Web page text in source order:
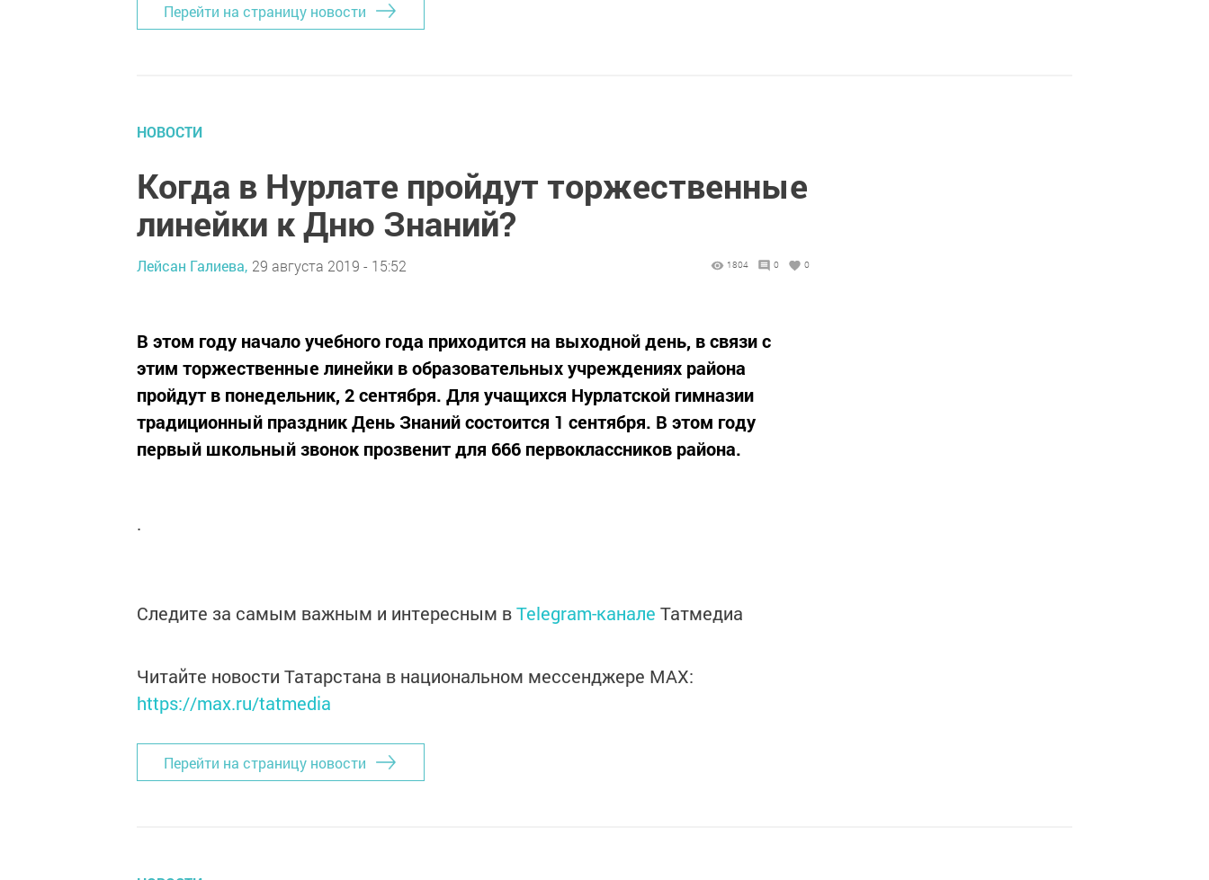
Перейти на страницу новости
НОВОСТИ
Когда в Нурлате пройдут торжественные
линейки к Дню Знаний?
Лейсан Галиева, 29 августа 2019 - 15:52 1804 0 0
В этом году начало учебного года приходится на выходной день, в связи с
этим торжественные линейки в образовательных учреждениях района
пройдут в понедельник, 2 сентября. Для учащихся Нурлатской гимназии
традиционный праздник День Знаний состоится 1 сентября. В этом году
первый школьный звонок прозвенит для 666 первоклассников района.
.
Следите за самым важным и интересным вTelegram-канале Татмедиа
Читайте новости Татарстана в национальном мессенджере MАХ:
https://max.ru/tatmedia
Перейти на страницу новости